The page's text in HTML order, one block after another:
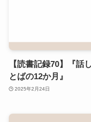
【読書記録70】『話
とばの12か月』
2025年2月24日